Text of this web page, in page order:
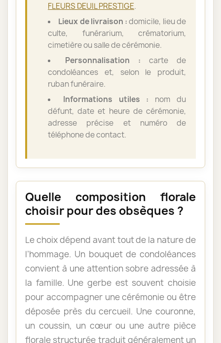
FLEURS DEUIL PRESTIGE.
Lieux de livraison :domicile, lieu de
culte, funérarium, crématorium,
cimetière ou salle de cérémonie.
Personnalisation : carte de
condoléances et, selon le produit,
ruban funéraire.
Informations utiles : nom du
défunt, date et heure de cérémonie,
adresse précise et numéro de
téléphone de contact.
Quelle composition florale
choisir pour des obsèques ?
Le choix dépend avant tout de la nature de
l’hommage. Un bouquet de condoléances
convient à une attention sobre adressée à
la famille. Une gerbe est souvent choisie
pour accompagner une cérémonie ou être
déposée près du cercueil. Une couronne,
un coussin, un cœur ou une autre pièce
florale structurée traduit généralement un